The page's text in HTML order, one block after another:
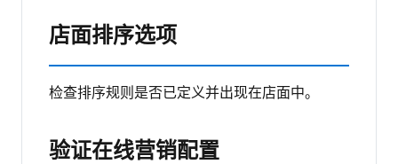
店面排序选项
检查排序规则是否已定义并出现在店面中。
验证在线营销配置